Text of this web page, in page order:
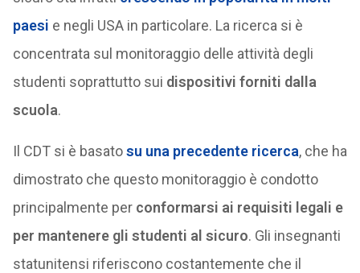
paesi e negli USA in particolare. La ricerca si è
concentrata sul monitoraggio delle attività degli
studenti soprattutto sui dispositivi forniti dalla
scuola.
Il CDT si è basatosu una precedente ricerca, che ha
dimostrato che questo monitoraggio è condotto
principalmente per conformarsi ai requisiti legali e
per mantenere gli studenti al sicuro. Gli insegnanti
statunitensi riferiscono costantemente che il